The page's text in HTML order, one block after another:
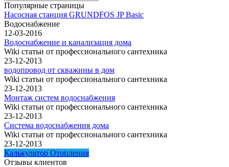
Популярные страницы
Насосная станция GRUNDFOS JP Basic
Водоснабжение
12-03-2016
Водоснабжение и канализация дома
Wiki статьи от профессионального сантехника
23-12-2013
водопровод от скважины в дом
Wiki статьи от профессионального сантехника
23-12-2013
Монтаж систем водоснабжения
Wiki статьи от профессионального сантехника
23-12-2013
Система водоснабжения дома
Wiki статьи от профессионального сантехника
23-12-2013
Калькулятор Отопления
Отзывы клиентов